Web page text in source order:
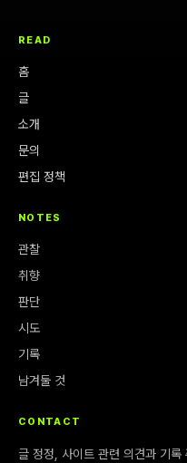
READ
홈
글
소개
문의
편집 정책
NOTES
관찰
취향
판단
시도
기록
남겨둘 것
CONTACT
글 정정, 사이트 관련 의견과 기록